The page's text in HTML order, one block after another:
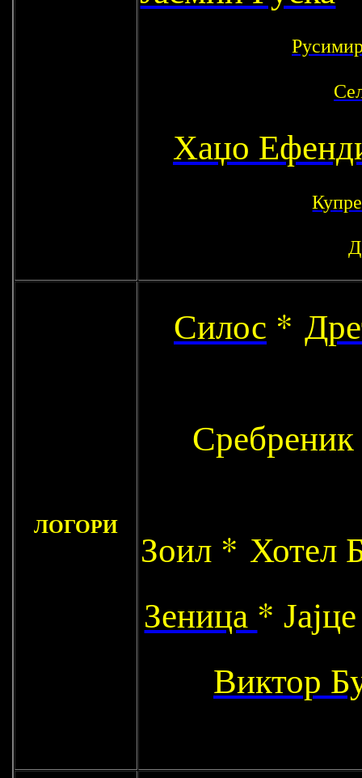
Хаџо
ЛОГОРИ
Силос *
Зоил * Хотел
Зеница *
Виктор